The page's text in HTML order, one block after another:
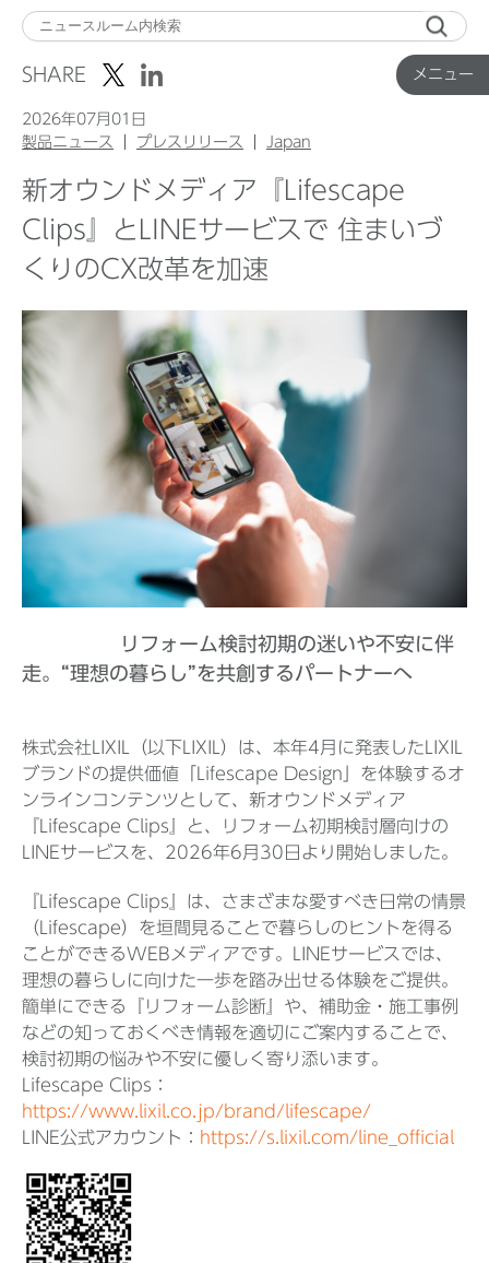
メニュー
ニ
ュ
Top
企業ニュース
国内製品ニュース
グローバル製品ニュース
Before 2020
SHARE
2026年07月01日
製品ニュース
プレスリリース Japan
新オウンドメディア『Lifescape
Clips』とLINEサービスで 住まいづ
くりのCX改革を加速
リフォーム検討初期の迷いや不安に伴
走。“理想の暮らし”を共創するパートナーへ
株式会社LIXIL（以下LIXIL）は、本年4月に発表したLIXIL
ブランドの提供価値「Lifescape Design」を体験するオ
ンラインコンテンツとして、新オウンドメディア
『Lifescape Clips』と、リフォーム初期検討層向けの
LINEサービスを、2026年6月30日より開始しました。
『Lifescape Clips』は、さまざまな愛すべき日常の情景
（Lifescape）を垣間見ることで暮らしのヒントを得る
ことができるWEBメディアです。LINEサービスでは、
理想の暮らしに向けた一歩を踏み出せる体験をご提供。
簡単にできる『リフォーム診断』や、補助金・施工事例
などの知っておくべき情報を適切にご案内することで、
検討初期の悩みや不安に優しく寄り添います。
Lifescape Clips：
https://www.lixil.co.jp/brand/lifescape/
LINE公式アカウント： https://s.lixil.com/line_official